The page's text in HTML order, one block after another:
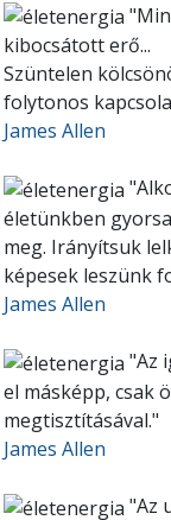
kibocsátott erő...
Szüntelen
folytonos
James Allen
életünkben
meg. Irányítsuk
képesek leszünk
James Allen
"Az
el másképp, csak
megtisztításával."
James Allen
"Az